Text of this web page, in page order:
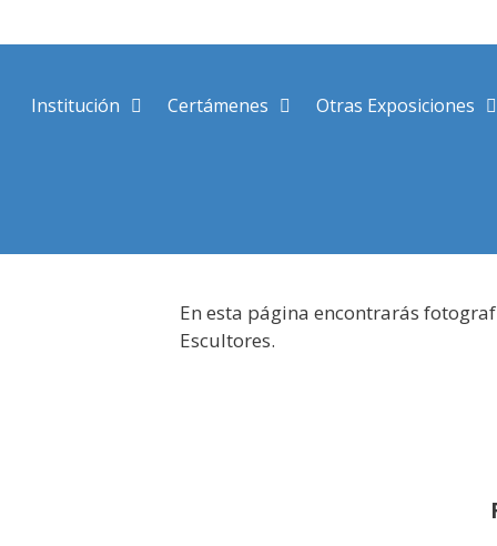
al
Institución Certámenes Otras Exposiciones
En esta página encontrarás
Escultores.